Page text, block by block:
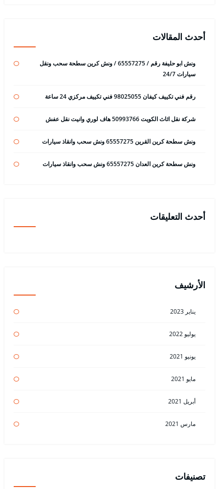
أحدث المقالات
ونش ابو حليفة رقم / 65557275 / ونش كرين سطحة سحب ونقل
سيارات 24/7
رقم فني تكييف كيفان 98025055 فني تكييف مركزي 24 ساعة
شركة نقل اثاث الكويت 50993766 هاف لوري وانيت نقل عفش
ونش سطحة كرين القرين 65557275 ونش سحب وانقاذ سيارات
ونش سطحة كرين العدان 65557275 ونش سحب وانقاذ سيارات
أحدث التعليقات
الأرشيف
يناير 2023
يوليو 2022
يونيو 2021
مايو 2021
أبريل 2021
مارس 2021
تصنيفات